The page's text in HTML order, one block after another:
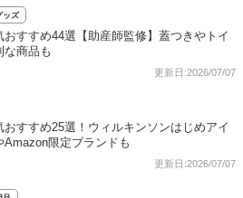
ッズ
おすすめ44選【助産師監修】蓋つきやトイ
な商品も
更新日:2026/07/07
おすすめ25選！ウィルキンソンはじめアイ
Amazon限定ブランドも
更新日:2026/07/07